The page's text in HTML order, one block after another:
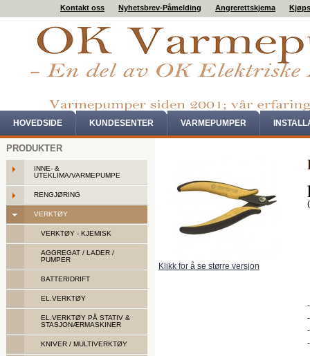
Kontakt oss Nyhetsbrev-Påmelding Angrerettskjema
HOVEDSIDE KUNDESENTER VARMEPUMPER
PRODUKTER
INNE- &
UTEKLIMA/VARMEPUMPE
RENGJØRING
VERKTØY
VERKTØY - KJEMISK
AGGREGAT / LADER /
PUMPER
BATTERIDRIFT
EL.VERKTØY
EL.VERKTØY PÅ STATIV &
STASJONÆRMASKINER
KNIVER / MULTIVERKTØY
Klikk for å se større versjon